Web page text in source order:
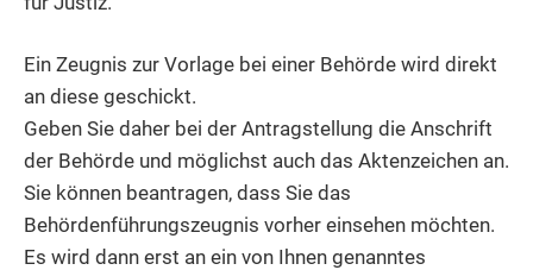
Ein Zeugnis zur Vorlage bei einer Behörde wird direkt
an diese geschickt.
Geben Sie daher bei der Antragstellung die Anschrift
der Behörde und möglichst auch das Aktenzeichen an.
Sie können beantragen, dass Sie das
Behördenführungszeugnis vorher einsehen möchten.
Es wird dann erst an ein von Ihnen genanntes